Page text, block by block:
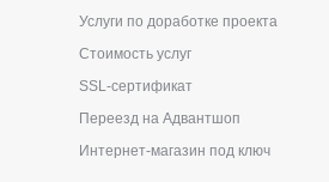
Услуги по доработке проекта
Стоимость услуг
SSL-сертификат
Переезд на Адвантшоп
Интернет-магазин под ключ